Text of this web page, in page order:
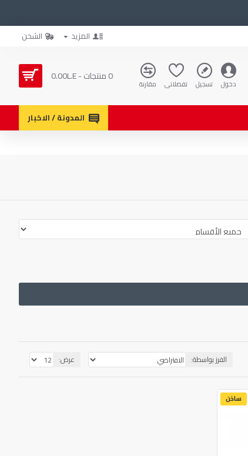
المزيد الشحن
دخول تسجيل تفضلاتي مقارنة
0 منتجات - 0.00L.E
المدونة / الاخبار
الفرز بواسطة: عرض:
ساخن